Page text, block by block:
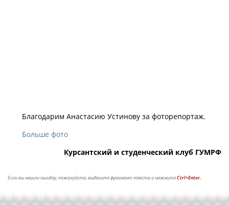
Благодарим Анастасию Устинову за фоторепортаж.
Больше фото
Курсантский и студенческий клуб ГУМРФ
Если вы нашли ошибку, пожалуйста, выделите фрагмент текста и нажмитеCtrl+Enter.